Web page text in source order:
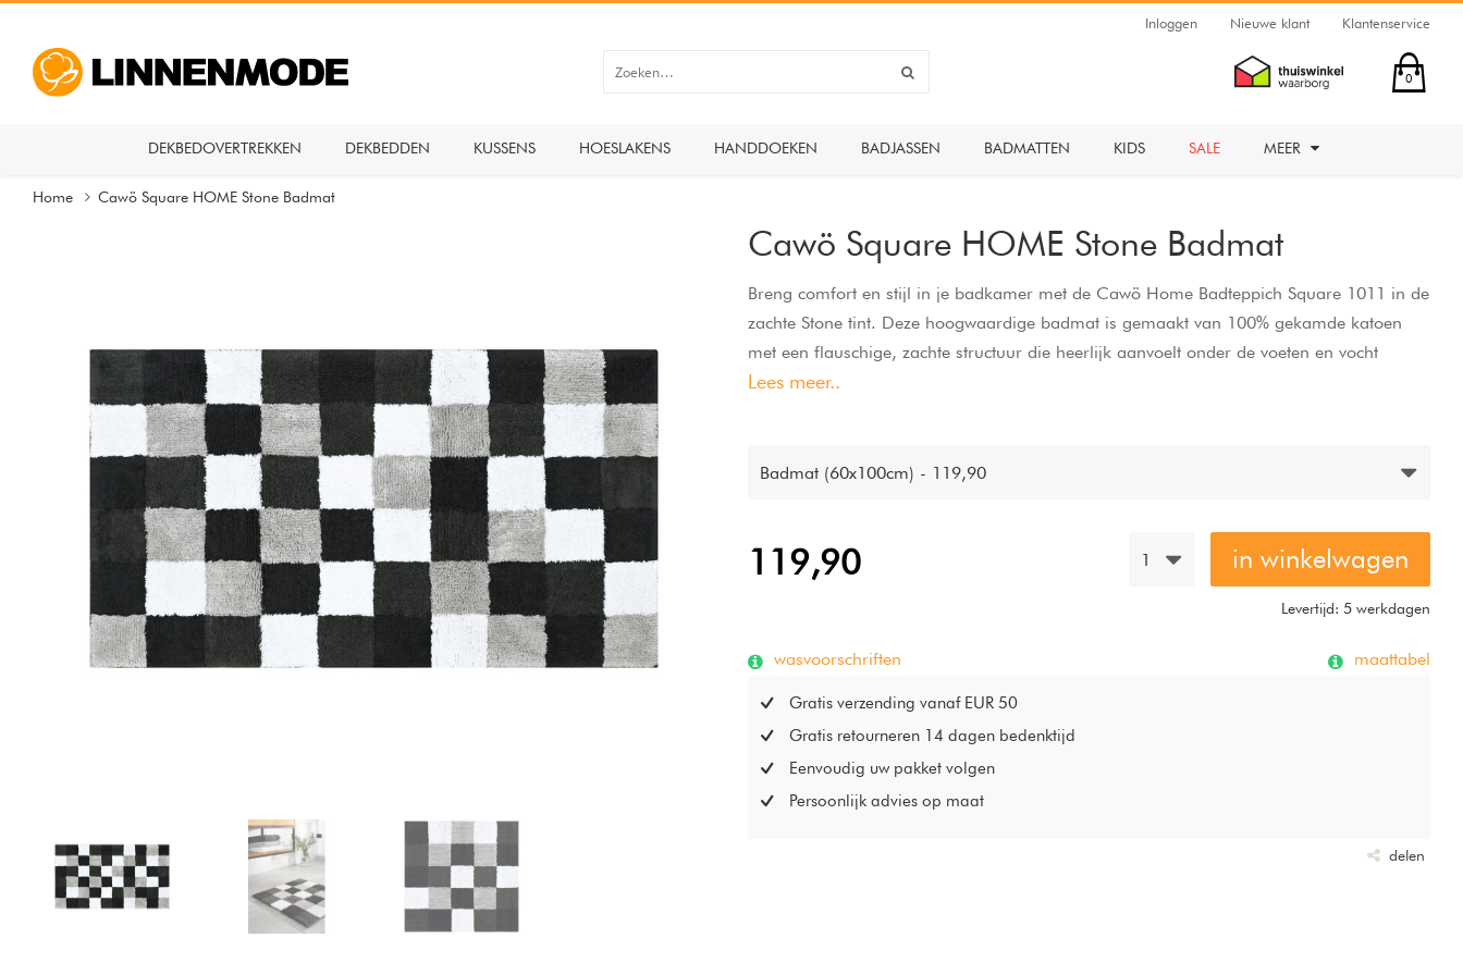
Inloggen Nieuwe klant Klantenservice
0
DEKBEDOVERTREKKEN DEKBEDDEN KUSSENS HOESLAKENS HANDDOEKEN BADJASSEN BADMATTEN KIDS SALE MEER
Home Cawö Square HOME Stone Badmat
Cawö Square HOME Stone Badmat
Breng comfort en stijl in je badkamer met de Cawö Home Badteppich Square 1011 in de
zachte Stone tint. Deze hoogwaardige badmat is gemaakt van 100% gekamde katoen
met een flauschige, zachte structuur die heerlijk aanvoelt onder de voeten en vocht
effectief opneemt. Het moderne, subtiele karo-design past moeiteloos in diverse
dagelijks gebruik. Perfect om je bad- of doucheruimte compleet te maken met comfort
Lees meer..
Badmat (60x100cm) - 119,90
119,90 1 in winkelwagen
Levertijd: 5 werkdagen
wasvoorschriften maattabel
Gratis verzending vanaf EUR 50
Gratis retourneren 14 dagen bedenktijd
Eenvoudig uw pakket volgen
Persoonlijk advies op maat
delen